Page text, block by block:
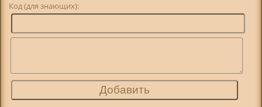
Код (для знающих):